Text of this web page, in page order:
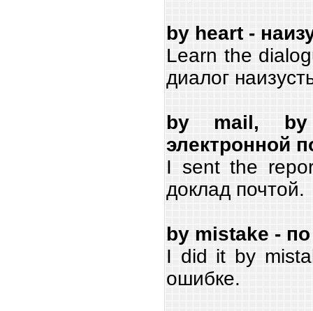
by heart -
Learn the
диалог
by mail, by
электронной
I sent the
доклад почтой.
by mistake -
I did it by
ошибке.